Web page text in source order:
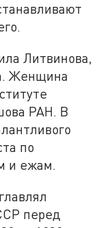
Литвинова,
Женщина
РАН. В
по
и ежам.
перед